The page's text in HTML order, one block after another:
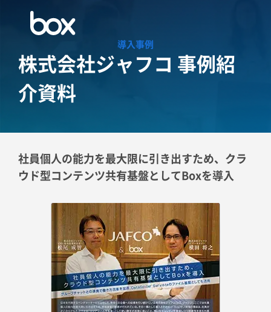
導入事例
株式会社ジャフコ 事例紹
介資料
社員個人の能力を最大限に引き出すため、クラ
ウド型コンテンツ共有基盤としてBoxを導入